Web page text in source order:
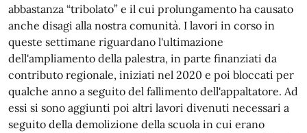
abbastanza “tribolato” e il cui prolungamento ha causato
anche disagi alla nostra comunità. I lavori in corso in
queste settimane riguardano l'ultimazione
dell'ampliamento della palestra, in parte finanziati da
contributo regionale, iniziati nel 2020 e poi bloccati per
qualche anno a seguito del fallimento dell'appaltatore. Ad
essi si sono aggiunti poi altri lavori divenuti necessari a
seguito della demolizione della scuola in cui erano